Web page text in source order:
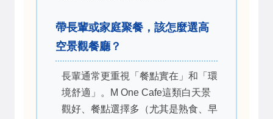
帶長輩或家庭聚餐，該怎麼選高
空景觀餐廳？
長輩通常更重視「餐點實在」和「環
境舒適」。M One Cafe這類白天景
觀好、餐點選擇多（尤其是熟食、早